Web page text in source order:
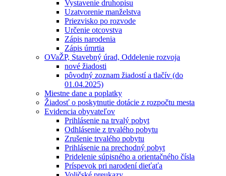
Vystavenie druhopisu
Uzatvorenie manželstva
Priezvisko po rozvode
Určenie otcovstva
Zápis narodenia
Zápis úmrtia
OVaŽP, Stavebný úrad, Oddelenie rozvoja
nové žiadosti
pôvodný zoznam žiadostí a tlačív (do
01.04.2025)
Miestne dane a poplatky
Žiadosť o poskytnutie dotácie z rozpočtu mesta
Evidencia obyvateľov
Prihlásenie na trvalý pobyt
Odhlásenie z trvalého pobytu
Zrušenie trvalého pobytu
Prihlásenie na prechodný pobyt
Pridelenie súpisného a orientačného čísla
Príspevok pri narodení dieťaťa